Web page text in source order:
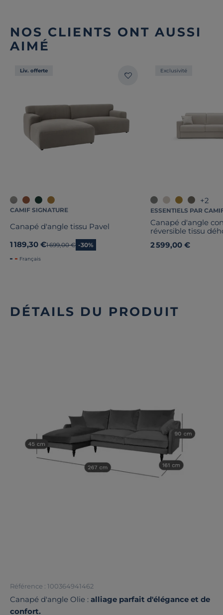
NOS CLIENTS ONT AUSSI
AIMÉ
Liv. offerte
CAMIF SIGNATURE
Canapé d'angle tissu Pavel
1 189,30 €Ancien prix
1 699,00 € -30%
Français
Exclusivité
+2
ESSENTIELS PAR
Canapé d'angle
réversible tissu
2 599,00 €
DÉTAILS DU PRODUIT
Référence : 100364941462
Canapé d'angle Olie : alliage parfait d'élégance et de
confort.